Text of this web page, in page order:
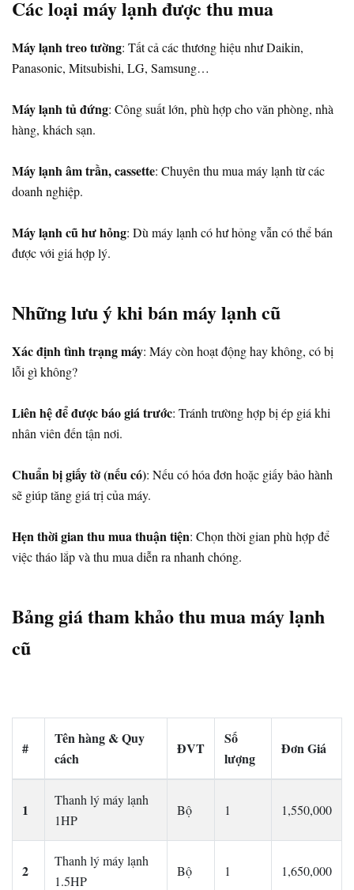
Các loại máy lạnh được thu mua
Máy lạnh treo tường: Tất cả các thương hiệu như Daikin,
Panasonic, Mitsubishi, LG, Samsung…
Máy lạnh tủ đứng: Công suất lớn, phù hợp cho văn phòng, nhà
hàng, khách sạn.
Máy lạnh âm trần, cassette: Chuyên thu mua máy lạnh từ các
doanh nghiệp.
Máy lạnh cũ hư hỏng: Dù máy lạnh có hư hỏng vẫn có thể bán
được với giá hợp lý.
Những lưu ý khi bán máy lạnh cũ
Xác định tình trạng máy: Máy còn hoạt động hay không, có bị
lỗi gì không?
Liên hệ để được báo giá trước: Tránh trường hợp bị ép giá khi
nhân viên đến tận nơi.
Chuẩn bị giấy tờ (nếu có): Nếu có hóa đơn hoặc giấy bảo hành
sẽ giúp tăng giá trị của máy.
Hẹn thời gian thu mua thuận tiện: Chọn thời gian phù hợp để
việc tháo lắp và thu mua diễn ra nhanh chóng.
Bảng giá tham khảo thu mua máy lạnh
cũ
#
Tên hàng & Quy
cách
ĐVT
Số
lượng
Đơn Giá
1
Thanh lý máy lạnh
1HP
Bộ 1 1,550,000
2
Thanh lý máy lạnh
1.5HP
Bộ 1 1,650,000